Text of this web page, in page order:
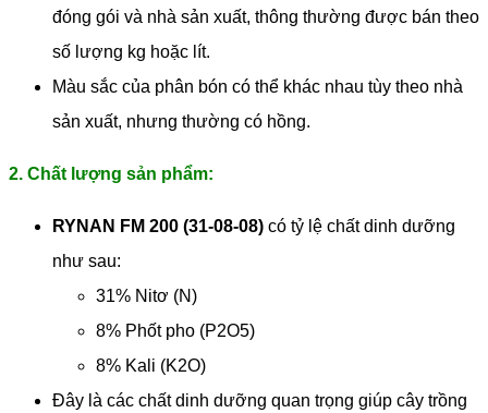
đóng gói và nhà sản xuất, thông thường được bán theo
số lượng kg hoặc lít.
Màu sắc của phân bón có thể khác nhau tùy theo nhà
sản xuất, nhưng thường có hồng.
2. Chất lượng sản phẩm:
RYNAN FM 200 (31-08-08) có tỷ lệ chất dinh dưỡng
như sau:
31% Nitơ (N)
8% Phốt pho (P2O5)
8% Kali (K2O)
Đây là các chất dinh dưỡng quan trọng giúp cây trồng